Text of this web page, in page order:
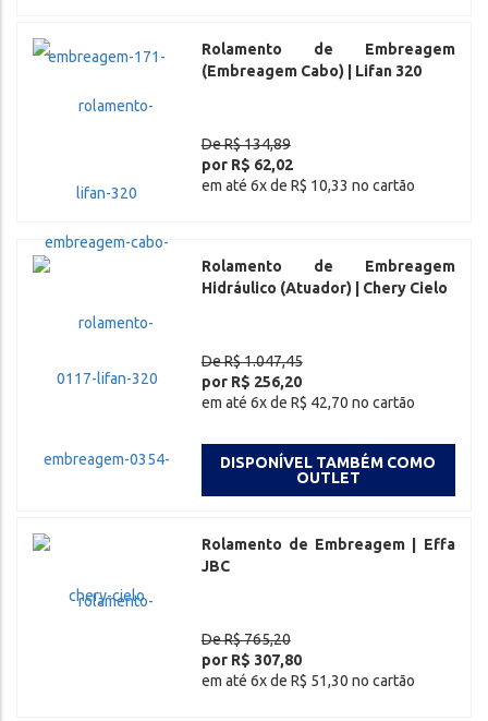
Rolamento de Embreagem
(Embreagem Cabo) | Lifan 320
De R$ 134,89
por R$ 62,02
em até 6x de R$ 10,33 no cartão
Rolamento de Embreagem
Hidráulico (Atuador) | Chery Cielo
De R$ 1.047,45
por R$ 256,20
em até 6x de R$ 42,70 no cartão
DISPONÍVEL TAMBÉM COMO
OUTLET
Rolamento de Embreagem | Effa
JBC
De R$ 765,20
por R$ 307,80
em até 6x de R$ 51,30 no cartão